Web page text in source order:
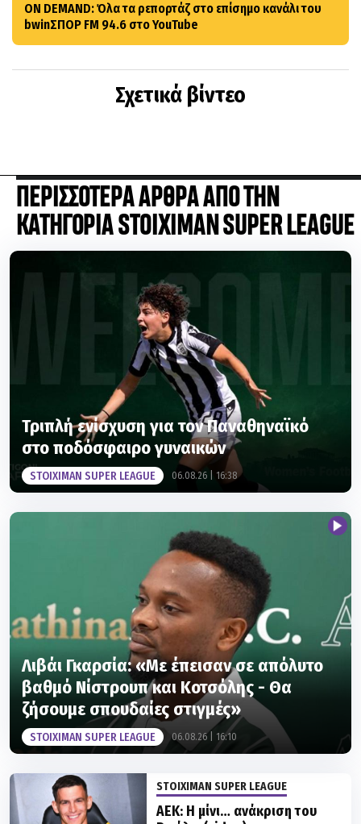
ON DEMAND: Όλα τα ρεπορτάζ στο επίσημο κανάλι του
bwinΣΠΟΡ FM 94.6 στο YouTube
Σχετικά βίντεο
ΠΕΡΙΣΣΟΤΕΡΑ ΑΡΘΡΑ ΑΠΟ ΤΗΝ
ΚΑΤΗΓΟΡΙΑ STOIXIMAN SUPER LEAGUE
Τριπλή ενίσχυση για τον Παναθηναϊκό
στο ποδόσφαιρο γυναικών
STOIXIMAN SUPER LEAGUE 06.08.26 | 16:38
Λιβάι Γκαρσία: «Με έπεισαν σε απόλυτο
βαθμό Νίστρουπ και Κοτσόλης - Θα
ζήσουμε σπουδαίες στιγμές»
STOIXIMAN SUPER LEAGUE 06.08.26 | 16:10
STOIXIMAN SUPER LEAGUE
ΑΕΚ: Η μίνι… ανάκριση του